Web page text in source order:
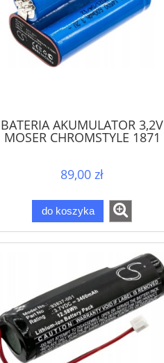
BATERIA AKUMULATOR 3,2V
MOSER CHROMSTYLE 1871
89,00 zł
do koszyka